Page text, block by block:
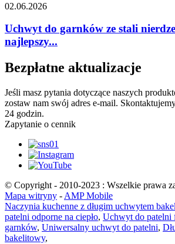
02.06.2026
Uchwyt do garnków ze stali
najlepszy...
Bezpłatne aktualizacje
Jeśli masz pytania dotyczące naszych
zostaw nam swój adres e-mail.
24 godzin.
Zapytanie o cennik
© Copyright - 2010-2023 : Wszelkie prawa
Mapa witryny - AMP Mobile
Naczynia kuchenne z długim uchwytem
patelni odporne na ciepło, Uchwyt do patelni
garnków, Uniwersalny uchwyt do patelni,
bakelitowy,